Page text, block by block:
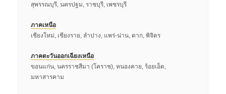
สุพรรณบุรี, นครปฐม, ราชบุรี, เพชรบุรี
ภาคเหนือ
เชียงใหม่, เชียงราย, ลำปาง, แพร่-น่าน, ตาก, พิจิตร
ภาคตะวันออกเฉียงเหนือ
ขอนแก่น, นครราชสีมา (โคราช), หนองคาย, ร้อยเอ็ด,
มหาสารคาม